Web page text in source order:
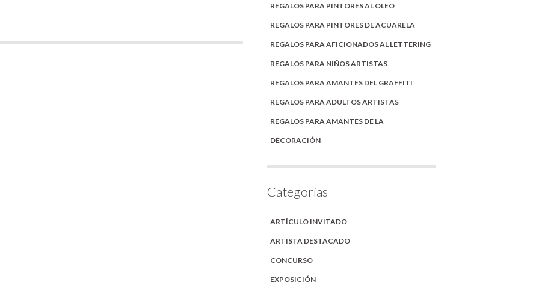
REGALOS PARA PINTORES AL OLEO
REGALOS PARA PINTORES DE ACUARELA
REGALOS PARA AFICIONADOS AL LETTERING
REGALOS PARA NIÑOS ARTISTAS
REGALOS PARA AMANTES DEL GRAFFITI
REGALOS PARA ADULTOS ARTISTAS
REGALOS PARA AMANTES DE LA
DECORACIÓN
Categorías
ARTÍCULO INVITADO
ARTISTA DESTACADO
CONCURSO
EXPOSICIÓN